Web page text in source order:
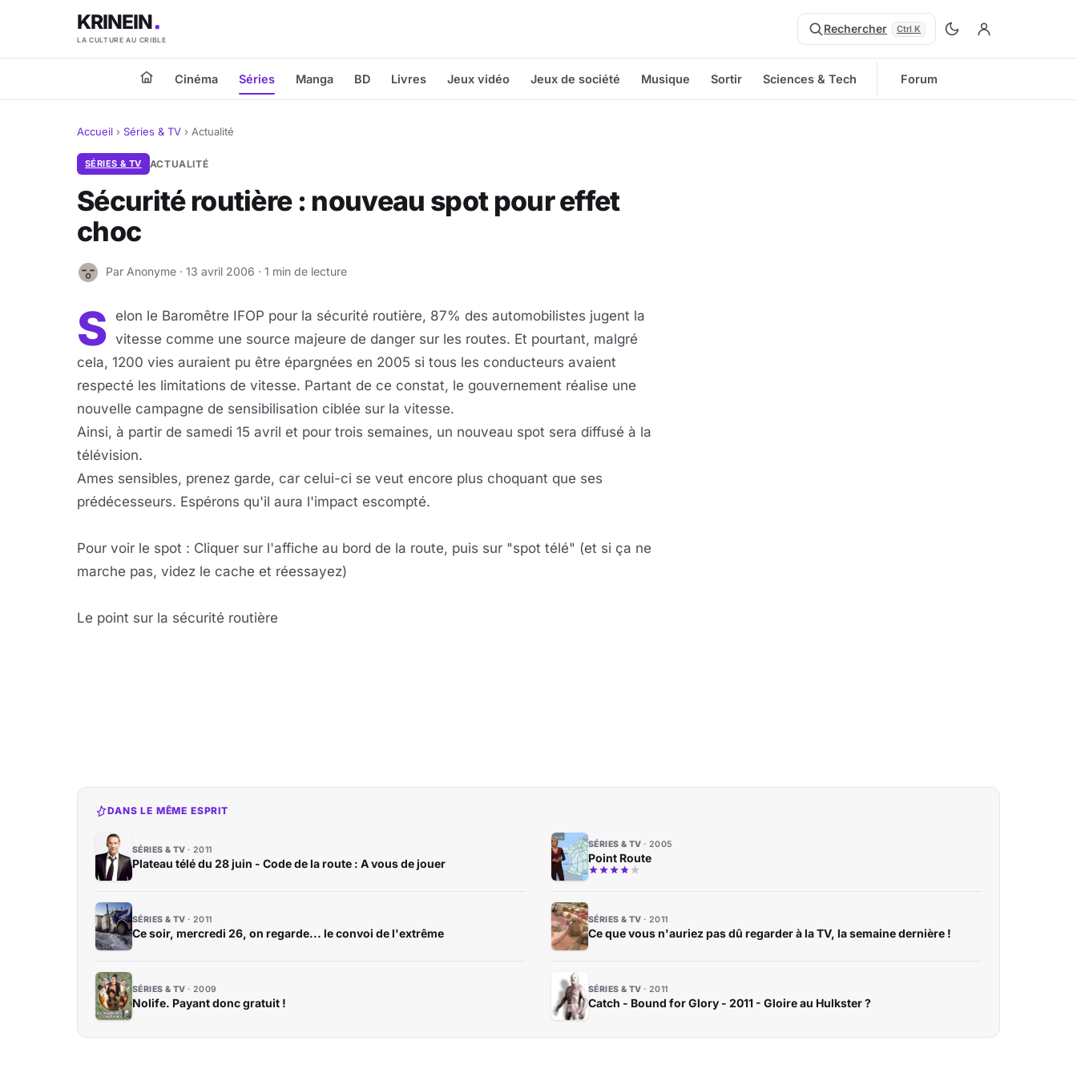
KRINEIN
LA CULTURE AU CRIBLE
Rechercher Ctrl K
Cinéma Séries Manga BD Livres Jeux vidéo Jeux de société Musique Sortir Sciences & Tech Forum
Accueil › Séries & TV › Actualité
SÉRIES & TV ACTUALITÉ
Sécurité routière : nouveau spot pour effet
choc
A Par Anonyme · 13 avril 2006 · 1 min de lecture
S elon le Baromêtre IFOP pour la sécurité routière, 87% des automobilistes jugent la
vitesse comme une source majeure de danger sur les routes. Et pourtant, malgré
cela, 1200 vies auraient pu être épargnées en 2005 si tous les conducteurs avaient
respecté les limitations de vitesse. Partant de ce constat, le gouvernement réalise une
nouvelle campagne de sensibilisation ciblée sur la vitesse.
Ainsi, à partir de samedi 15 avril et pour trois semaines, un nouveau spot sera diffusé à la
télévision.
Ames sensibles, prenez garde, car celui-ci se veut encore plus choquant que ses
prédécesseurs. Espérons qu'il aura l'impact escompté.
Pour voir le spot : Cliquer sur l'affiche au bord de la route, puis sur "spot télé" (et si ça ne
marche pas, videz le cache et réessayez)
Le point sur la sécurité routière
DANS LE MÊME ESPRIT
SÉRIES & TV 2011
Plateau télé du 28 juin - Code de la route : A vous de jouer
SÉRIES & TV 2005
Point Route
SÉRIES & TV 2011
Ce soir, mercredi 26, on regarde... le convoi de l'extrême
SÉRIES & TV 2011
Ce que vous n'auriez pas dû regarder à la TV, la semaine dernière !
SÉRIES & TV 2009
Nolife. Payant donc gratuit !
SÉRIES & TV 2011
Catch - Bound for Glory - 2011 - Gloire au Hulkster ?